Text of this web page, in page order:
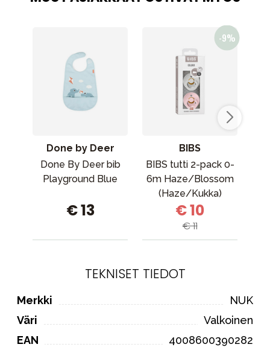
Done by Deer
Done By Deer bib
Playground Blue
€ 13
BIBS
BIBS tutti 2-pack 0-
6m Haze/Blossom
(Haze/Kukka)
€ 10
€ 11
TEKNISET TIEDOT
Merkki
NUK
Väri
Valkoinen
EAN
4008600390282